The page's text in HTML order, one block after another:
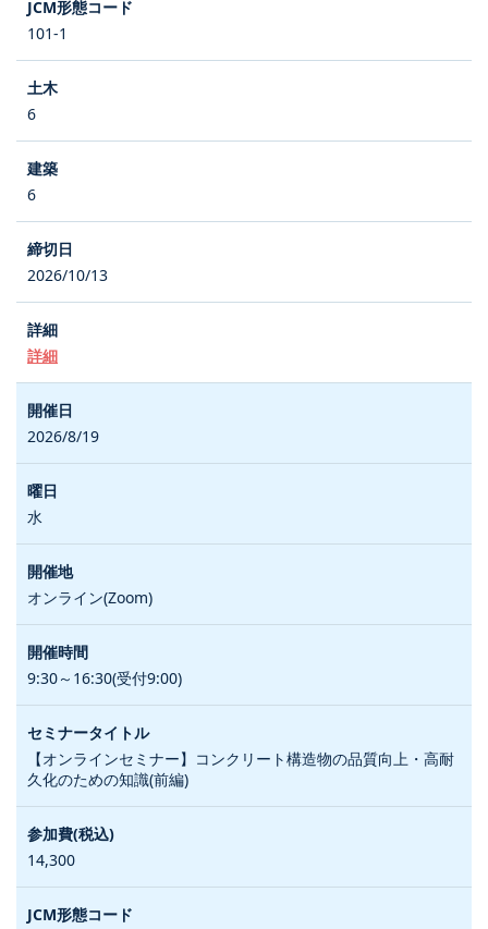
101-1
6
6
2026/10/13
詳細
2026/8/19
水
オンライン(Zoom)
9:30～16:30(受付9:00)
【オンラインセミナー】コンクリート構造物の品質向上・高耐
久化のための知識(前編)
14,300